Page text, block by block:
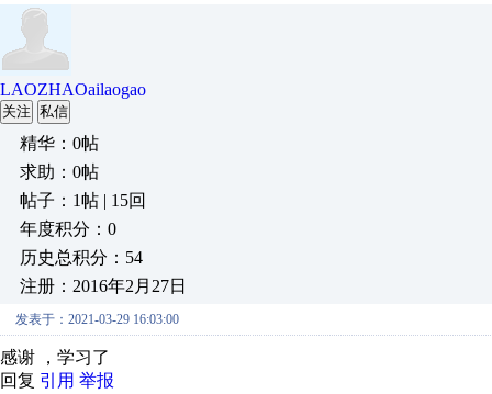
LAOZHAOailaogao
关注 私信
精华：0帖
求助：0帖
帖子：1帖 | 15回
年度积分：0
历史总积分：54
注册：2016年2月27日
发表于：2021-03-29 16:03:00
感谢 ，学习了
回复 引用 举报